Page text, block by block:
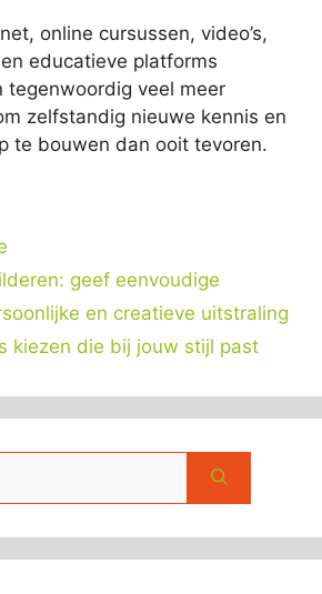
online cursussen, video’s,
educatieve platforms
tegenwoordig veel meer
zelfstandig nieuwe kennis en
te bouwen dan ooit tevoren.
geef eenvoudige
en creatieve uitstraling
kiezen die bij jouw stijl past